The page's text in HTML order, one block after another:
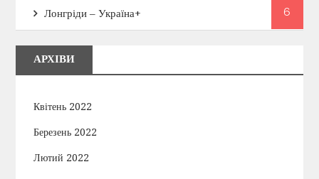
Лонгріди – Україна+ 6
АРХІВИ
Квітень 2022
Березень 2022
Лютий 2022